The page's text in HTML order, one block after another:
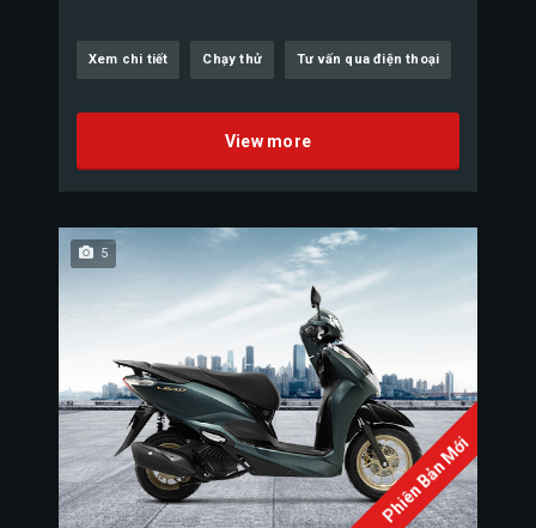
Xem chi tiết Chạy thử Tư vấn qua điện thoại
View more
Phiên Bản Mới
5